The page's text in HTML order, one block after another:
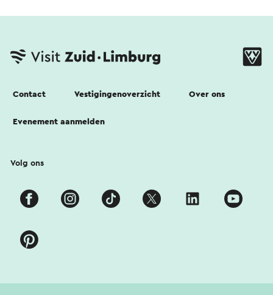
Contact Vestigingenoverzicht Over ons
Evenement aanmelden
Volg ons